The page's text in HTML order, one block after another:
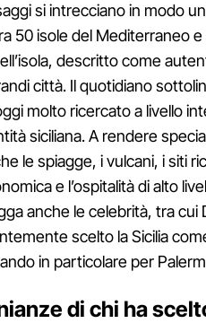
si intrecciano in modo
50 isole del Mediterraneo
descritto come
città. Il quotidiano
molto ricercato a livello
siciliana. A rendere
le spiagge, i vulcani, i siti
e l’ospitalità di alto
anche le celebrità, tra cui
scelto la Sicilia
in particolare per
di chi ha